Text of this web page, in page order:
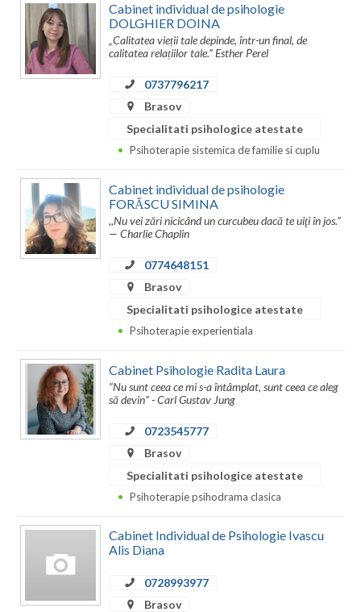
Dambovita
Dolj
Harghita
Hunedoara
Ialomita
Mehedinti
Mures
Neamt
Satu-Mare
Sibiu
Cabinet individual de psihologie
DOLGHIER DOINA
„Calitatea vieții tale depinde, într-un final, de
calitatea relațiilor tale.” Esther Perel
0737796217
Brasov
Specialitati psihologice atestate
Psihoterapie sistemica de familie si cuplu
Cabinet individual de psihologie
FORĂSCU SIMINA
,,Nu vei zări nicicând un curcubeu dacă te uiţi în jos.”
— Charlie Chaplin
0774648151
Brasov
Specialitati psihologice atestate
Psihoterapie experientiala
Cabinet Psihologie Radita Laura
”Nu sunt ceea ce mi s-a întâmplat, sunt ceea ce aleg
să devin” - Carl Gustav Jung
0723545777
Brasov
Specialitati psihologice atestate
Psihoterapie psihodrama clasica
Cabinet Individual de Psihologie Ivascu
Alis Diana
0728993977
Brasov